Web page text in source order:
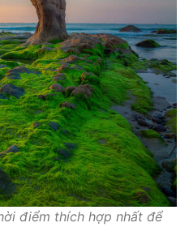
điểm thích hợp nhất để